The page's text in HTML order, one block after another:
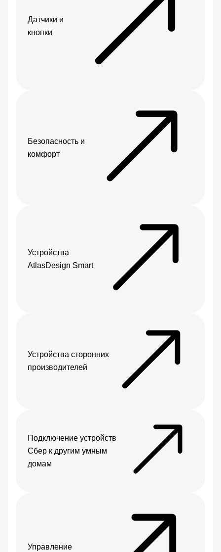
Датчики и
кнопки
Безопасность и
комфорт
Устройства
AtlasDesign Smart
Устройства сторонних
производителей
Подключение устройств
Сбер к другим умным
домам
Управление